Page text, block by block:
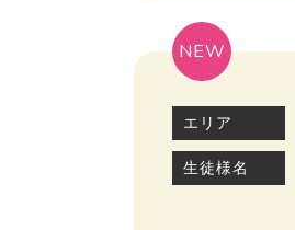
NEW
エリア
生徒様名